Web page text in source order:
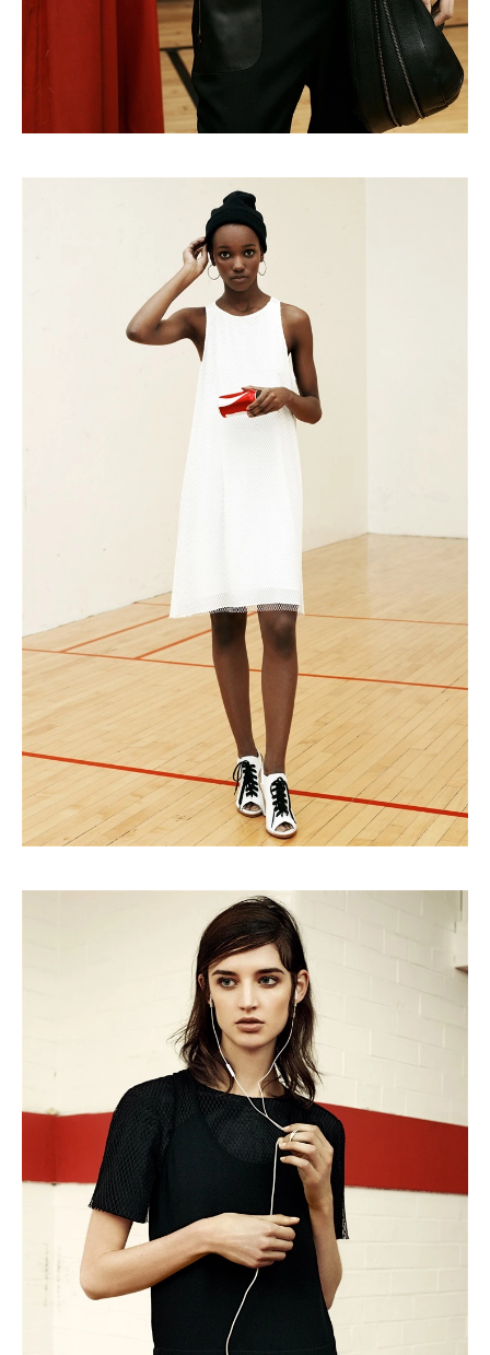
Haftalık E-Bülten
Moda dünyasında neler oluyor? Yeni
fikirler, öne çıkan koleksiyonlar, en
vogue trendler, ünlülerden güzelllik
sırları ve en popüler partilerden
haberdar olmak için haftalık e-
bültenimize kaydolun.